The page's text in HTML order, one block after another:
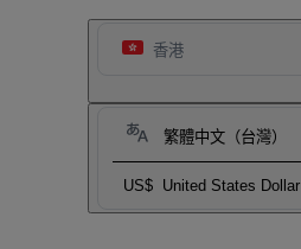
香港
繁體中文（台灣）
US$ United States Dollar